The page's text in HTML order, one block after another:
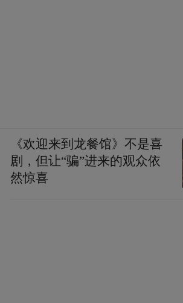
《欢迎来到龙餐馆》不是喜
剧，但让“骗”进来的观众依
然惊喜